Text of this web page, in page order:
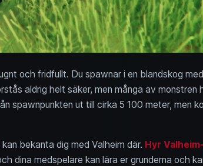
och fridfullt. Du spawnar i en blandskog
aldrig helt säker, men många av monstren
spawnpunkten ut till cirka 5 100 meter, men
bekanta dig med Valheim där. Hyr
dina medspelare kan lära er grunderna och